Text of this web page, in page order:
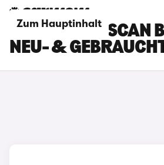
Zum Hauptinhalt
CUPRA TAVASCAN
NEU- &